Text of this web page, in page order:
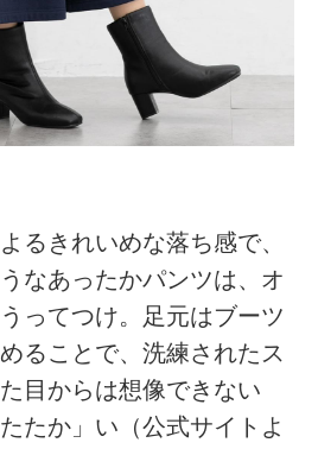
るきれいめな落ち感で、
なあったかパンツは、オ
ってつけ。足元はブーツ
ることで、洗練されたス
目からは想像できない
たか」い（公式サイトよ